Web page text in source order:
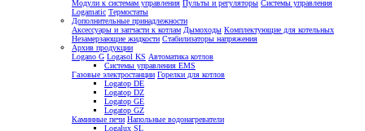
Модули к системам управления Пульты и регуляторы Системы управления
Logamatic Термостаты
Дополнительные принадлежности
Аксессуары и запчасти к котлам Дымоходы Комплектующие для котельных
Незамерзающие жидкости Стабилизаторы напряжения
Архив продукции
Logano G Logasol KS Автоматика котлов
Системы управления EMS
Газовые электростанции Горелки для котлов
Logatop DE
Logatop DZ
Logatop GE
Logatop GZ
Каминные печи Напольные водонагреватели
Logalux SL